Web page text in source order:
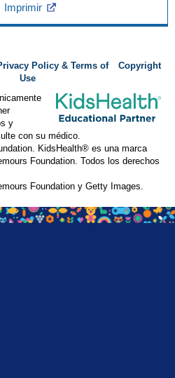
Imprimir
Policy & Terms of
Use
Copyright
y
con su médico.
KidsHealth® es una marca
Foundation. Todos los derechos
Foundation y Getty Images.